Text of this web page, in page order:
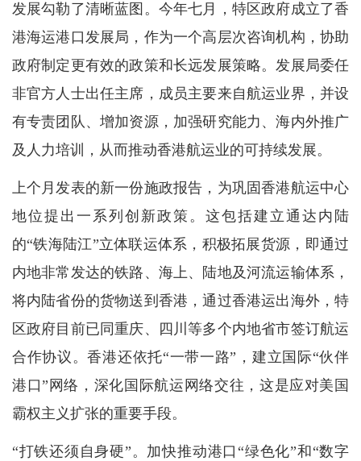
发展勾勒了清晰蓝图。今年七月，特区政府成立了香
港海运港口发展局，作为一个高层次咨询机构，协助
政府制定更有效的政策和长远发展策略。发展局委任
非官方人士出任主席，成员主要来自航运业界，并设
有专责团队、增加资源，加强研究能力、海内外推广
及人力培训，从而推动香港航运业的可持续发展。
上个月发表的新一份施政报告，为巩固香港航运中心
地位提出一系列创新政策。这包括建立通达内陆
的“铁海陆江”立体联运体系，积极拓展货源，即通过
内地非常发达的铁路、海上、陆地及河流运输体系，
将内陆省份的货物送到香港，通过香港运出海外，特
区政府目前已同重庆、四川等多个内地省市签订航运
合作协议。香港还依托“一带一路”，建立国际“伙伴
港口”网络，深化国际航运网络交往，这是应对美国
霸权主义扩张的重要手段。
“打铁还须自身硬”。加快推动港口“绿色化”和“数字